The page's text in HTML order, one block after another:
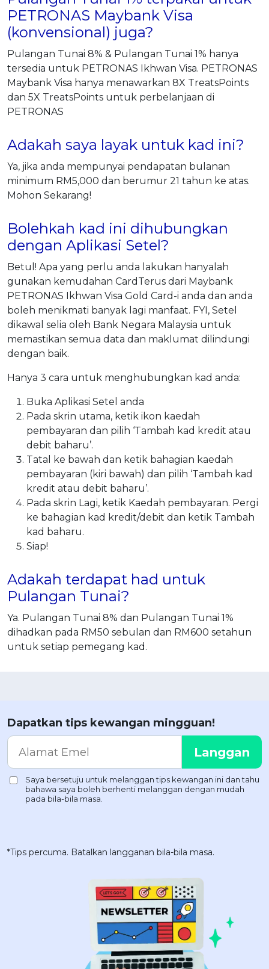
PETRONAS Maybank Visa
(konvensional) juga?
Pulangan Tunai 8% & Pulangan Tunai 1% hanya
tersedia untuk PETRONAS Ikhwan Visa. PETRONAS
Maybank Visa hanya menawarkan 8X TreatsPoints
dan 5X TreatsPoints untuk perbelanjaan di
PETRONAS
Adakah saya layak untuk kad ini?
Ya, jika anda mempunyai pendapatan bulanan
minimum RM5,000 dan berumur 21 tahun ke atas.
Mohon Sekarang!
Bolehkah kad ini dihubungkan
dengan Aplikasi Setel?
Betul! Apa yang perlu anda lakukan hanyalah
gunakan kemudahan CardTerus dari Maybank
PETRONAS Ikhwan Visa Gold Card-i anda dan anda
boleh menikmati banyak lagi manfaat. FYI, Setel
dikawal selia oleh Bank Negara Malaysia untuk
memastikan semua data dan maklumat dilindungi
dengan baik.
Hanya 3 cara untuk menghubungkan kad anda:
Buka Aplikasi Setel anda
Pada skrin utama, ketik ikon kaedah
pembayaran dan pilih ‘Tambah kad kredit atau
debit baharu’.
Tatal ke bawah dan ketik bahagian kaedah
pembayaran (kiri bawah) dan pilih ‘Tambah kad
kredit atau debit baharu’.
Pada skrin Lagi, ketik Kaedah pembayaran. Pergi
ke bahagian kad kredit/debit dan ketik Tambah
kad baharu.
Siap!
Adakah terdapat had untuk
Pulangan Tunai?
Ya. Pulangan Tunai 8% dan Pulangan Tunai 1%
dihadkan pada RM50 sebulan dan RM600 setahun
untuk setiap pemegang kad.
Dapatkan tips kewangan mingguan!
*Tips percuma. Batalkan langganan bila-bila masa.